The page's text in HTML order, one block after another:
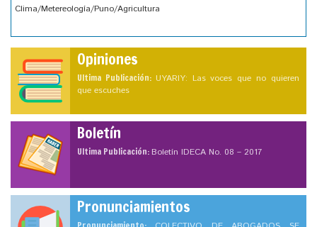
Clima/Metereología/Puno/Agricultura
Opiniones
Ultima Publicación: UYARIY: Las voces que no quieren
que escuches
Boletín
Ultima Publicación:Boletín IDECA No. 08 – 2017
Pronunciamientos